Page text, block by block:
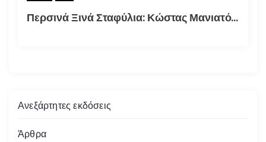
Περσινά Ξινά Σταφύλια: Κώστας Μανιατόπουλος “Αυτοσκατατροφή”, Έκθεση 2018
Ανεξάρτητες εκδόσεις
Άρθρα